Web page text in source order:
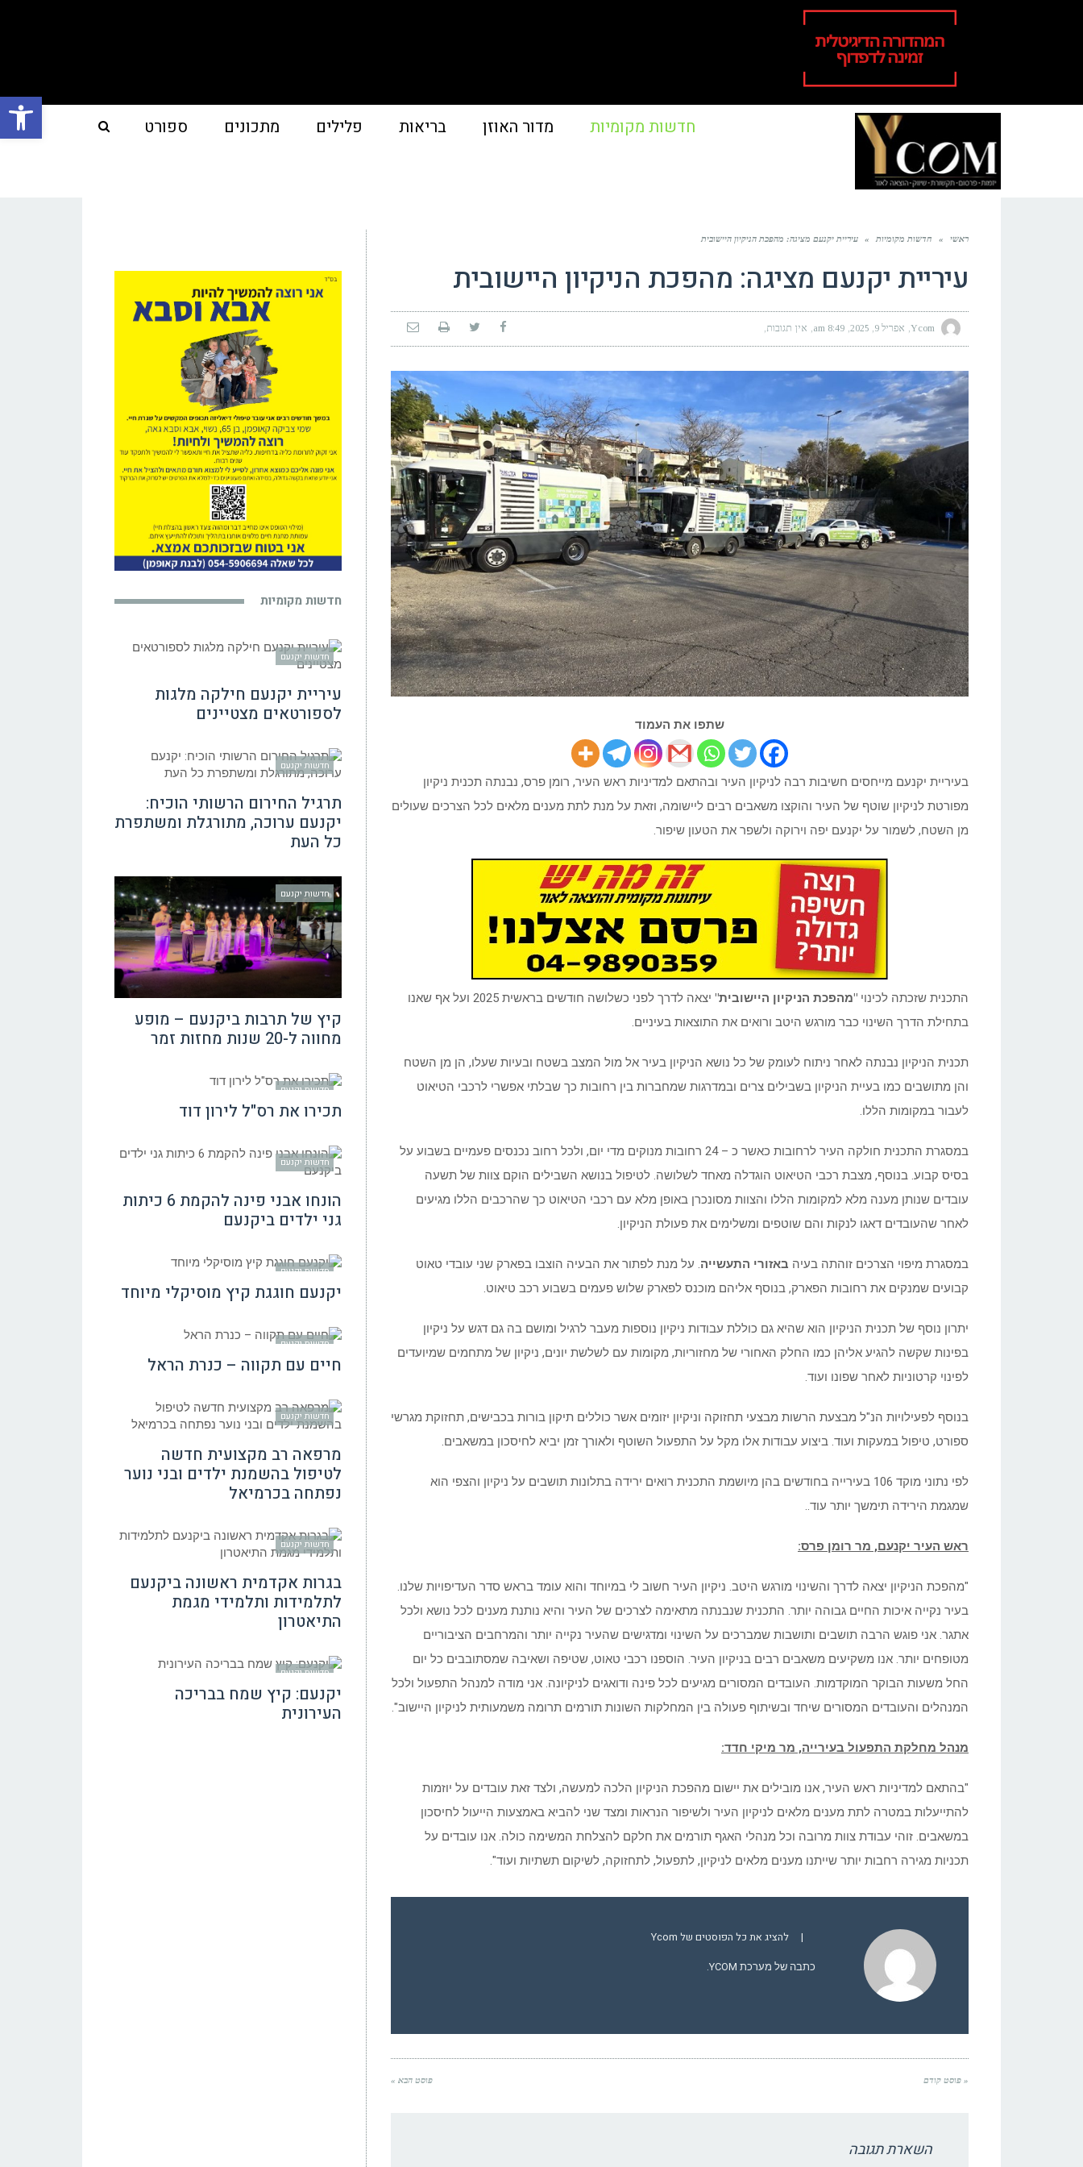
פתח
חדשות מקומיות מדור האוזן בריאות פלילים מתכונים ספורט
ראשי » חדשות מקומיות » עיריית יקנעם מציגה: מהפכת הניקיון היישובית
עיריית יקנעם מציגה: מהפכת הניקיון היישובית
Ycom אפריל 9, 2025 8:49 am אין תגובות
שתפו את העמוד
בעיריית יקנעם מייחסים חשיבות רבה לניקיון העיר ובהתאם למדיניות ראש העיר, רומן פרס, נבנתה תכנית ניקיון
מפורטת לניקיון שוטף של העיר והוקצו משאבים רבים ליישומה, וזאת על מנת לתת מענים מלאים לכל הצרכים שעולים
מן השטח, לשמור על יקנעם יפה וירוקה ולשפר את הטעון שיפור.
התכנית שזכתה לכינוי "מהפכת הניקיון היישובית"
יצאה לדרך לפני כשלושה חודשים בראשית 2025 ועל אף שאנו
בתחילת הדרך השינוי כבר מורגש היטב ורואים את התוצאות בעיניים.
תכנית הניקיון נבנתה לאחר ניתוח לעומק של כל נושא הניקיון בעיר אל מול המצב בשטח ובעיות שעלו, הן מן השטח
והן מתושבים כמו בעיית הניקיון בשבילים צרים ובמדרגות שמחברות בין רחובות כך שבלתי אפשרי לרכבי הטיאוט
לעבור במקומות הללו.
במסגרת התכנית חולקה העיר לרחובות כאשר כ – 24 רחובות מנוקים מדי יום, ולכל רחוב נכנסים פעמיים בשבוע על
בסיס קבוע. בנוסף, מצבת רכבי הטיאוט הוגדלה מאחד לשלושה. לטיפול בנושא השבילים הוקם צוות של תשעה
עובדים שנותן מענה מלא למקומות הללו והצוות מסונכרן באופן מלא עם רכבי הטיאוט כך שהרכבים הללו מגיעים
לאחר שהעובדים דאגו לנקות והם שוטפים ומשלימים את פעולת הניקיון.
במסגרת מיפוי הצרכים זוהתה בעיה באזורי התעשייה. על מנת לפתור את הבעיה הוצבו בפארק שני עובדי טאוט
קבועים שמנקים את רחובות הפארק, בנוסף אליהם מוכנס לפארק שלוש פעמים בשבוע רכב טיאוט.
יתרון נוסף של תכנית הניקיון הוא שהיא גם כוללת עבודות ניקיון נוספות מעבר לרגיל ומושם בה גם דגש על ניקיון
בפינות שקשה להגיע אליהן כמו החלק האחורי של מחזוריות, מקומות עם לשלשת יונים, ניקיון של מתחמים שמיועדים
לפינוי קרטוניות לאחר שפונו ועוד.
בנוסף לפעילויות הנ"ל מבצעת הרשות מבצעי תחזוקה וניקיון יזומים אשר כוללים תיקון בורות בכבישים, תחזוקת מגרשי
ספורט, טיפול במעקות ועוד. ביצוע עבודות אלו מקל על התפעול השוטף ולאורך זמן יביא לחיסכון במשאבים.
לפי נתוני מוקד 106 בעירייה בחודשים בהן מיושמת התכנית רואים ירידה בתלונות תושבים על ניקיון והצפי הוא
שמגמת הירידה תימשך יותר עוד..
ראש העיר יקנעם, מר רומן פרס:
"מהפכת הניקיון יצאה לדרך והשינוי מורגש היטב. ניקיון העיר חשוב לי במיוחד והוא עומד בראש סדר העדיפויות שלנו.
בעיר נקייה איכות החיים גבוהה יותר. התכנית שנבנתה מתאימה לצרכים של העיר והיא נותנת מענים לכל נושא ולכל
אתגר. אני פוגש הרבה תושבים ותושבות שמברכים על השינוי ומדגישים שהעיר נקייה יותר והמרחבים הציבוריים
מטופחים יותר. אנו משקיעים משאבים רבים בניקיון העיר. הוספנו רכבי טאוט, שטיפה ושאיבה שמסתובבים כל יום
החל משעות הבוקר המוקדמות. העובדים המסורים מגיעים לכל פינה ודואגים לניקיונה. אני מודה למנהל התפעול ולכל
המנהלים והעובדים המסורים שיחד ובשיתוף פעולה בין המחלקות השונות תורמים תרומה משמעותית לניקיון היישוב".
מנהל מחלקת התפעול בעירייה, מר מיקי חדד:
"בהתאם למדיניות ראש העיר, אנו מובילים את יישום מהפכת הניקיון הלכה למעשה, ולצד זאת עובדים על יוזמות
להתייעלות במטרה לתת מענים מלאים לניקיון העיר ולשיפור הנראות ומצד שני להביא באמצעות הייעול לחיסכון
במשאבים. זוהי עבודת צוות מרובה וכל מנהלי האגף תורמים את חלקם להצלחת המשימה כולה. אנו עובדים על
תכניות מגירה רחבות יותר שייתנו מענים מלאים לניקיון, לתפעול, לתחזוקה, לשיקום תשתיות ועוד".
| להציג את כל הפוסטים של Ycom
כתבה של מערכת YCOM.
« פוסט קודם פוסט הבא »
השארת תגובה
חדשות מקומיות
חדשות יקנעם
עיריית יקנעם חילקה מלגות
לספורטאים מצטיינים
חדשות יקנעם
תרגיל החירום הרשותי הוכיח:
יקנעם ערוכה, מתורגלת ומשתפרת
כל העת
חדשות יקנעם
קיץ של תרבות ביקנעם – מופע
מחווה ל-20 שנות מחזות זמר
חדשות יקנעם
תכירו את רס"ל לירון דוד
חדשות יקנעם
הונחו אבני פינה להקמת 6 כיתות
גני ילדים ביקנעם
חדשות יקנעם
יקנעם חוגגת קיץ מוסיקלי מיוחד
חדשות יקנעם
חיים עם תקווה – כנרת הראל
חדשות יקנעם
מרפאה רב מקצועית חדשה
לטיפול בהשמנת ילדים ובני נוער
נפתחה בכרמיאל
חדשות יקנעם
בגרות אקדמית ראשונה ביקנעם
לתלמידות ותלמידי מגמת
התיאטרון
חדשות יקנעם
יקנעם: קיץ שמח בבריכה
העירונית